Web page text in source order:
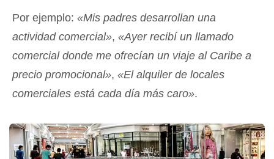
Por ejemplo: «Mis padres desarrollan una
actividad comercial», «Ayer recibí un llamado
comercial donde me ofrecían un viaje al Caribe a
precio promocional», «El alquiler de locales
comerciales está cada día más caro».